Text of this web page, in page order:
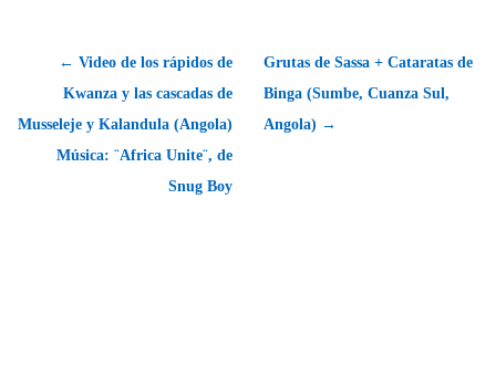
← Video de los rápidos de
Kwanza y las cascadas de
Musseleje y Kalandula (Angola)
 Música: ¨Africa Unite¨, de
Snug Boy
Grutas de Sassa + Cataratas de
Binga (Sumbe, Cuanza Sul,
Angola) →